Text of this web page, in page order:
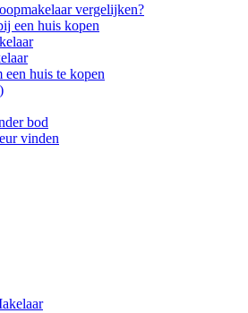
vergelijken?
een huis kopen
een huis te kopen
bod
vinden